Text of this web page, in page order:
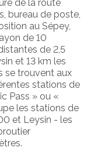
de la route
bureau de poste,
au Sépey,
de 10
de 2,5
et 13 km les
se trouvent aux
stations de
Pass » ou «
les stations de
et Leysin - les